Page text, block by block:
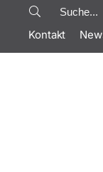
Kontakt